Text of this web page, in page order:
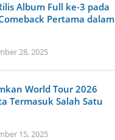
Album Full ke-3 pada
Pertama dalam
28, 2025by
World Tour 2026
Termasuk Salah Satu
15, 2025by